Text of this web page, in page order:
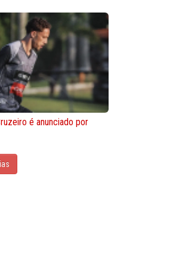
é anunciado por